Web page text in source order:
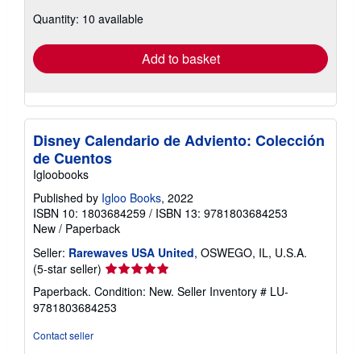
shipping
Quantity: 10 available
Add to basket
Disney Calendario de Adviento: Colección
de Cuentos
Igloobooks
Published by Igloo Books, 2022
ISBN 10: 1803684259 / ISBN 13: 9781803684253
New / Paperback
Seller: Rarewaves USA United, OSWEGO, IL, U.S.A.
(5-star seller) Seller
rating
5
out
Paperback. Condition: New. Seller Inventory # LU-
9781803684253
Contact seller